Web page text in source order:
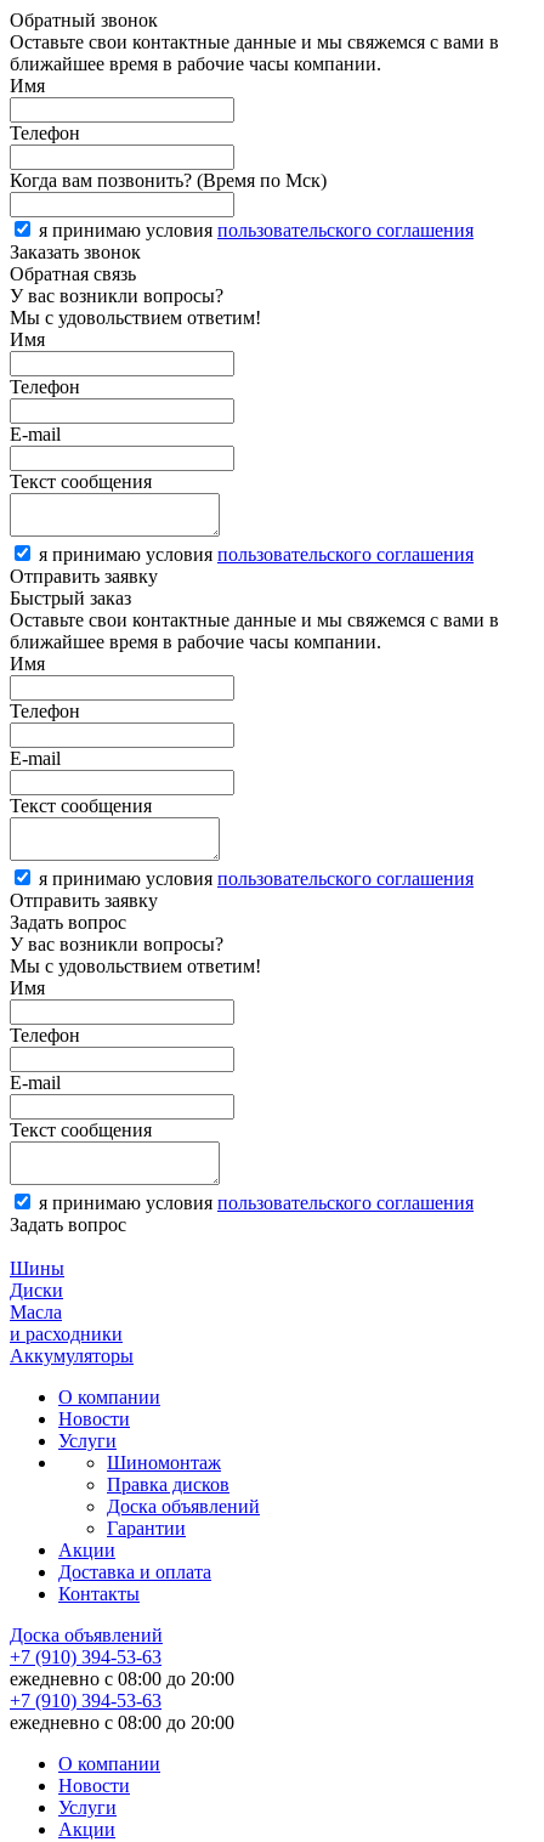
Обратный звонок
Оставьте свои контактные данные и мы свяжемся с вами в
ближайшее время в рабочие часы компании.
Имя
Телефон
Когда вам позвонить? (Время по Мск)
я принимаю условия пользовательского соглашения
Заказать звонок
Обратная связь
У вас возникли вопросы?
Мы с удовольствием ответим!
Имя
Телефон
E-mail
Текст сообщения
я принимаю условия пользовательского соглашения
Отправить заявку
Быстрый заказ
Оставьте свои контактные данные и мы свяжемся с вами в
ближайшее время в рабочие часы компании.
Имя
Телефон
E-mail
Текст сообщения
я принимаю условия пользовательского соглашения
Отправить заявку
Задать вопрос
У вас возникли вопросы?
Мы с удовольствием ответим!
Имя
Телефон
E-mail
Текст сообщения
я принимаю условия пользовательского соглашения
Задать вопрос
Шины
Диски
Масла
и расходники
Аккумуляторы
О компании
Новости
Услуги
Шиномонтаж
Правка дисков
Доска объявлений
Гарантии
Акции
Доставка и оплата
Контакты
Доска объявлений
+7 (910) 394-53-63
ежедневно с 08:00 до 20:00
+7 (910) 394-53-63
ежедневно с 08:00 до 20:00
О компании
Новости
Услуги
Акции